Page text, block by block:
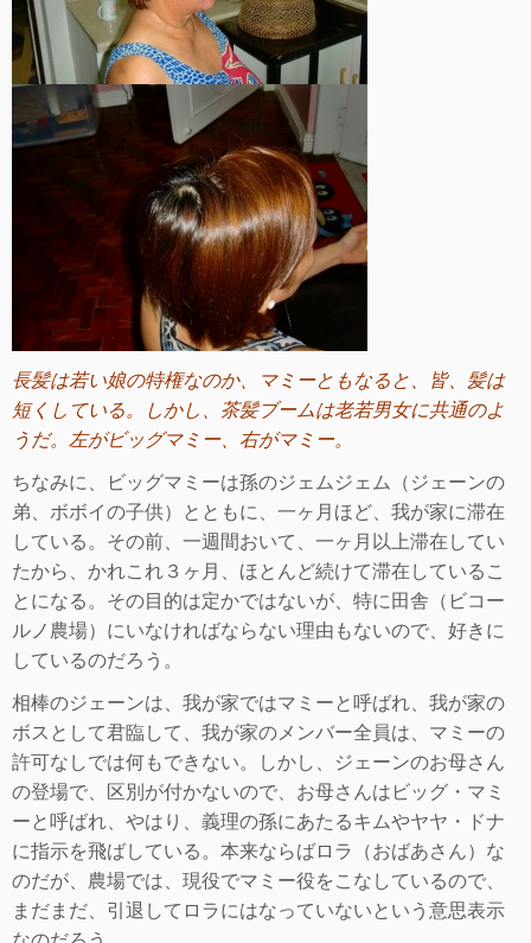
長髪は若い娘の特権なのか、マミーともなると、皆、髪は
短くしている。しかし、茶髪ブームは老若男女に共通のよ
うだ。左がビッグマミー、右がマミー。
ちなみに、ビッグマミーは孫のジェムジェム（ジェーンの
弟、ボボイの子供）とともに、一ヶ月ほど、我が家に滞在
している。その前、一週間おいて、一ヶ月以上滞在してい
たから、かれこれ３ヶ月、ほとんど続けて滞在しているこ
とになる。その目的は定かではないが、特に田舎（ビコー
ルノ農場）にいなければならない理由もないので、好きに
しているのだろう。
相棒のジェーンは、我が家ではマミーと呼ばれ、我が家の
ボスとして君臨して、我が家のメンバー全員は、マミーの
許可なしでは何もできない。しかし、ジェーンのお母さん
の登場で、区別が付かないので、お母さんはビッグ・マミ
ーと呼ばれ、やはり、義理の孫にあたるキムやヤヤ・ドナ
に指示を飛ばしている。本来ならばロラ（おばあさん）な
のだが、農場では、現役でマミー役をこなしているので、
まだまだ、引退してロラにはなっていないという意思表示